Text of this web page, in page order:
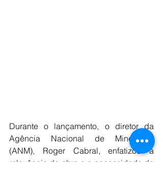
Durante o lançamento, o diretor da
Agência Nacional de Mineração
(ANM), Roger Cabral, enfatizou a
relevância da obra e a necessidade de